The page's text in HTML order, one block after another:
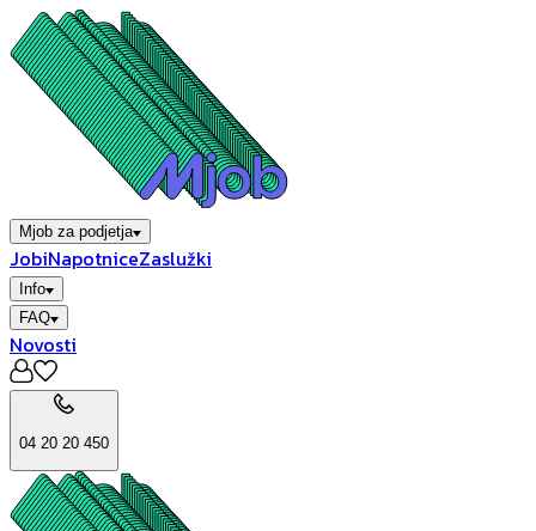
Mjob za podjetja
JobiNapotniceZaslužki
Info
FAQ
Novosti
04 20 20 450